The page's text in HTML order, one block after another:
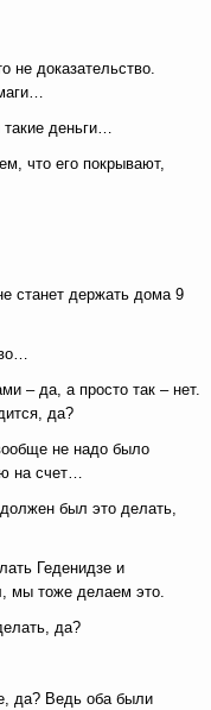
не доказательство.
такие деньги…
что его покрывают,
станет держать дома 9
– да, а просто так – нет.
да?
не надо было
на счет…
был это делать,
Геденидзе и
мы тоже делаем это.
да?
да? Ведь оба были